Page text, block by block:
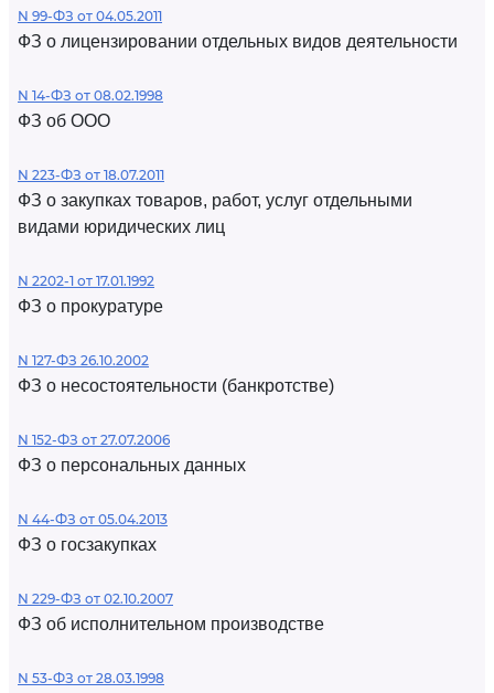
N 99-ФЗ от 04.05.2011
ФЗ о лицензировании отдельных видов деятельности
N 14-ФЗ от 08.02.1998
ФЗ об ООО
N 223-ФЗ от 18.07.2011
ФЗ о закупках товаров, работ, услуг отдельными
видами юридических лиц
N 2202-1 от 17.01.1992
ФЗ о прокуратуре
N 127-ФЗ 26.10.2002
ФЗ о несостоятельности (банкротстве)
N 152-ФЗ от 27.07.2006
ФЗ о персональных данных
N 44-ФЗ от 05.04.2013
ФЗ о госзакупках
N 229-ФЗ от 02.10.2007
ФЗ об исполнительном производстве
N 53-ФЗ от 28.03.1998